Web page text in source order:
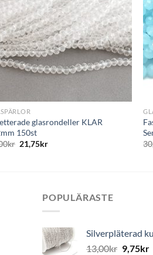
glasrondeller KLAR
150st
kr 21,75kr
POPULÄRASTE
Silverpläterad
13,00kr 9,75kr